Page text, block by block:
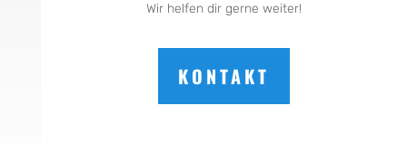
Wir helfen dir gerne weiter!
KONTAKT